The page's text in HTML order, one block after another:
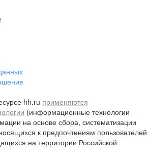
hh.ru применяются
(информационные технологии
на основе сбора, систематизации
к предпочтениям пользователей
на территории Российской